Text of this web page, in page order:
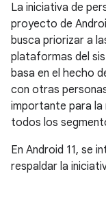
La iniciativa de
proyecto de
busca priorizar a
plataformas del
basa en el hecho
con otras
importante para la
todos los
En Android 11, se
respaldar la